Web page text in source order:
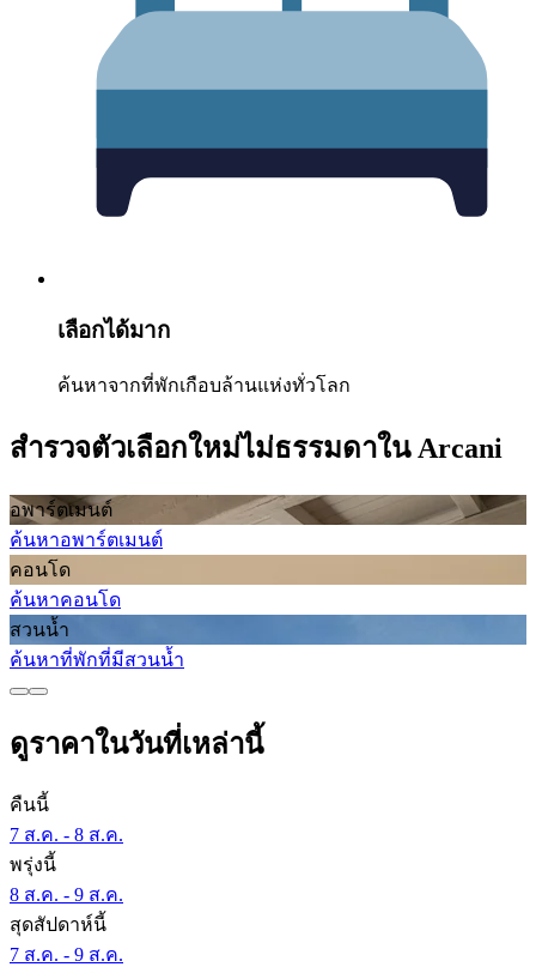
เลือกได้มาก
ค้นหาจากที่พักเกือบล้านแห่งทั่วโลก
สำรวจตัวเลือกใหม่ไม่ธรรมดาใน Arcani
อพาร์ตเมนต์
ค้นหาอพาร์ตเมนต์
คอนโด
ค้นหาคอนโด
สวนน้ำ
ค้นหาที่พักที่มีสวนน้ำ
ดูราคาในวันที่เหล่านี้
คืนนี้
7 ส.ค. - 8 ส.ค.
พรุ่งนี้
8 ส.ค. - 9 ส.ค.
สุดสัปดาห์นี้
7 ส.ค. - 9 ส.ค.